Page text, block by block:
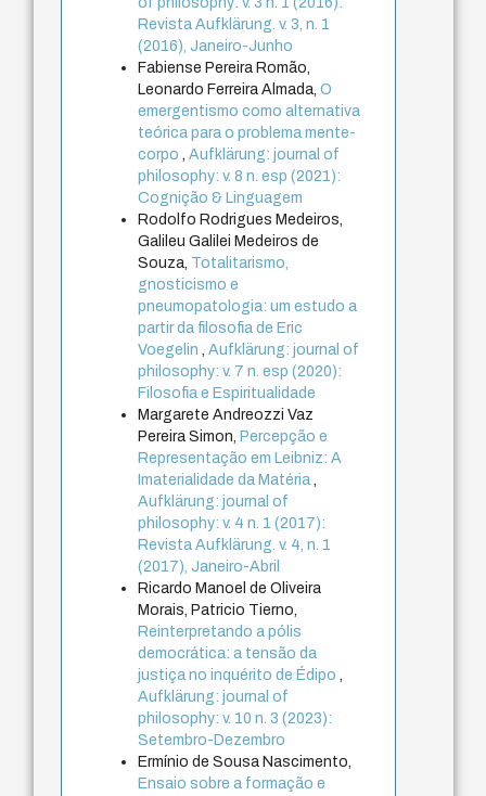
Revista Aufklärung. v. 3, n. 1
(2016), Janeiro-Junho
Fabiense Pereira Romão,
Leonardo Ferreira Almada,O
emergentismo como alternativa
teórica para o problema mente-
corpo,Aufklärung: journal of
philosophy: v. 8 n. esp (2021):
Cognição & Linguagem
Rodolfo Rodrigues Medeiros,
Galileu Galilei Medeiros de
Souza, Totalitarismo,
gnosticismo e
pneumopatologia: um estudo a
partir da filosofia de Eric
Voegelin,Aufklärung: journal of
philosophy: v. 7 n. esp (2020):
Filosofia e Espiritualidade
Margarete Andreozzi Vaz
Pereira Simon, Percepção e
Representação em Leibniz: A
Imaterialidade da Matéria,
Aufklärung: journal of
philosophy: v. 4 n. 1 (2017):
Revista Aufklärung. v. 4, n. 1
(2017), Janeiro-Abril
Ricardo Manoel de Oliveira
Morais, Patricio Tierno,
Reinterpretando a pólis
democrática: a tensão da
justiça no inquérito de Édipo,
Aufklärung: journal of
philosophy: v. 10 n. 3 (2023):
Setembro-Dezembro
Ermínio de Sousa Nascimento,
Ensaio sobre a formação e